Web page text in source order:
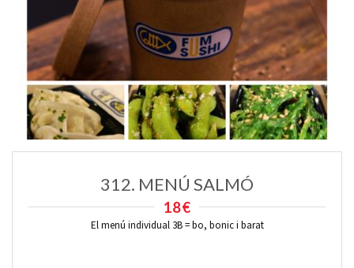
312. MENÚ SALMÓ
18€
El menú individual 3B = bo, bonic i barat